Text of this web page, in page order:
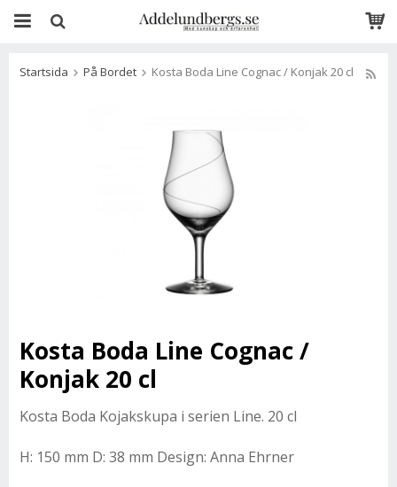
Startsida På Bordet Kosta Boda Line Cognac / Konjak 20 cl
Kosta Boda Line Cognac /
Konjak 20 cl
Kosta Boda Kojakskupa i serien Line. 20 cl
H: 150 mm D: 38 mm Design: Anna Ehrner